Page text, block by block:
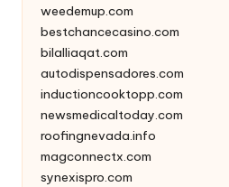
weedemup.com
bestchancecasino.com
bilalliaqat.com
autodispensadores.com
inductioncooktopp.com
newsmedicaltoday.com
roofingnevada.info
magconnectx.com
synexispro.com